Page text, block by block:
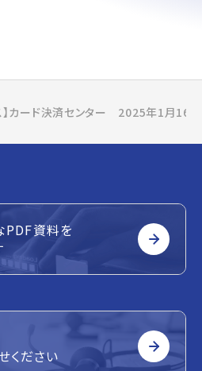
】カード決済センター 2025年1月16
PDF資料を
ください